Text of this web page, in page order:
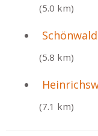
(5.0 km)
(5.8 km)
(7.1 km)